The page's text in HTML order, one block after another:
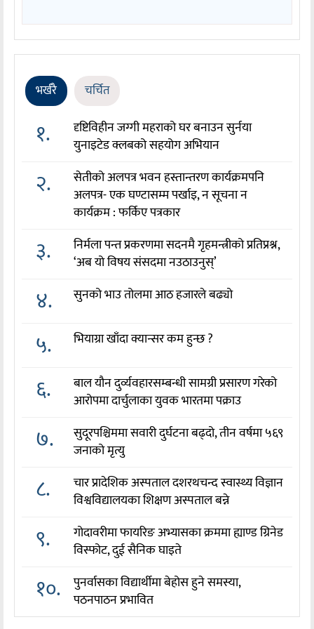
भर्खरै चर्चित
१.
दृष्टिविहीन जग्गी महराको घर बनाउन सुर्नया
युनाइटेड क्लबको सहयोग अभियान
२.
सेतीको अलपत्र भवन हस्तान्तरण कार्यक्रमपनि
अलपत्र- एक घण्टासम्म पर्खाइ, न सूचना न
कार्यक्रम : फर्किए पत्रकार
३.
निर्मला पन्त प्रकरणमा सदनमै गृहमन्त्रीको प्रतिप्रश्न,
‘अब यो विषय संसदमा नउठाउनुस्’
४. सुनको भाउ तोलमा आठ हजारले बढ्यो
५. भियाग्रा खाँदा क्यान्सर कम हुन्छ ?
६.
बाल यौन दुर्व्यवहारसम्बन्धी सामग्री प्रसारण गरेको
आरोपमा दार्चुलाका युवक भारतमा पक्राउ
७.
सुदूरपश्चिममा सवारी दुर्घटना बढ्दो, तीन वर्षमा ५६९
जनाको मृत्यु
८.
चार प्रादेशिक अस्पताल दशरथचन्द स्वास्थ्य विज्ञान
विश्वविद्यालयका शिक्षण अस्पताल बन्ने
९.
गोदावरीमा फायरिङ अभ्यासका क्रममा ह्याण्ड ग्रिनेड
विस्फोट, दुई सैनिक घाइते
१०.
पुनर्वासका विद्यार्थीमा बेहोस हुने समस्या,
पठनपाठन प्रभावित